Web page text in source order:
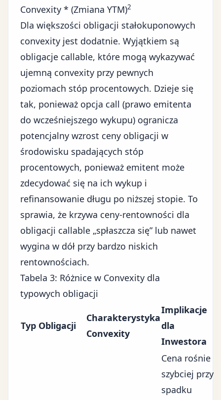
Convexity * (Zmiana YTM)2
Dla większości obligacji stałokuponowych
convexity jest dodatnie. Wyjątkiem są
obligacje callable, które mogą wykazywać
ujemną convexity przy pewnych
poziomach stóp procentowych. Dzieje się
tak, ponieważ opcja call (prawo emitenta
do wcześniejszego wykupu) ogranicza
potencjalny wzrost ceny obligacji w
środowisku spadających stóp
procentowych, ponieważ emitent może
zdecydować się na ich wykup i
refinansowanie długu po niższej stopie. To
sprawia, że krzywa ceny-rentowności dla
obligacji callable „spłaszcza się” lub nawet
wygina w dół przy bardzo niskich
rentownościach.
Tabela 3: Różnice w Convexity dla
typowych obligacji
Typ Obligacji
Charakterystyka
Convexity
Implikacje
dla
Inwestora
Cena rośnie
szybciej przy
spadku